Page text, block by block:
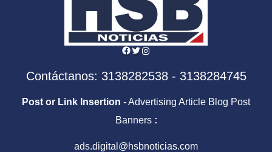
Facebook
Twitter
Instagram
Contáctanos: 3138282538 - 3138284745
Post or Link Insertion - Advertising Article Blog Post
Banners :
ads.digital@hsbnoticias.com